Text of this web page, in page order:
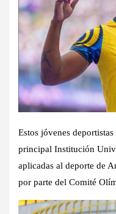
Estos jóvenes
principal Institución
aplicadas al deporte de
por parte del Comité